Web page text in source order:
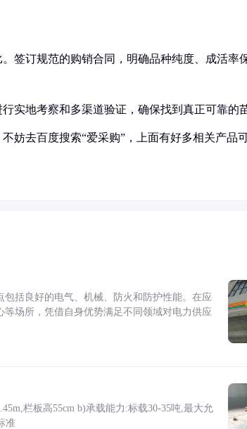
签订规范的购销合同，明确品种纯度、成活率
实地考察和多渠道验证，确保找到真正可靠的
妨去百度搜索“爱采购”，上面有好多相关产品
括良好的电气、机械、防火和防护性能。在应
场所，凭借自身优势满足不同领域对电力供应
栏板高55cm b)承载能力:标载30-35吨,最大允
准